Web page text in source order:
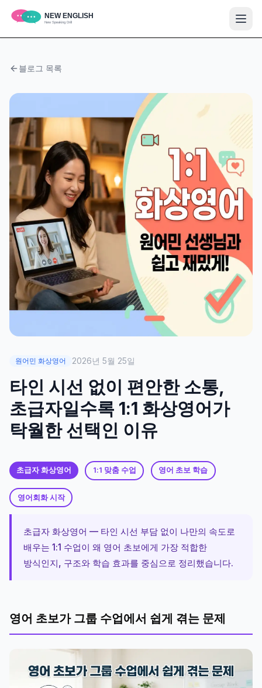
블로그 목록
원어민 화상영어 2026년 5월 25일
타인 시선 없이 편안한 소통,
초급자일수록 1:1 화상영어가
탁월한 선택인 이유
초급자 화상영어 1:1 맞춤 수업 영어 초보 학습
영어회화 시작
초급자 화상영어 — 타인 시선 부담 없이 나만의 속도로
배우는 1:1 수업이 왜 영어 초보에게 가장 적합한
방식인지, 구조와 학습 효과를 중심으로 정리했습니다.
영어 초보가 그룹 수업에서 쉽게 겪는 문제